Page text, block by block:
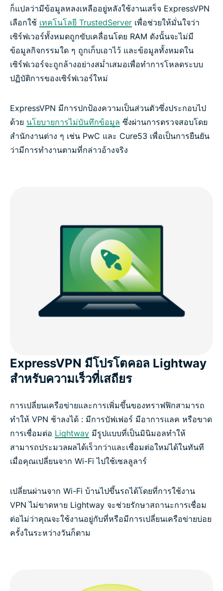
ก็แปลว่ามีข้อมูลหลงเหลืออยู่หลังใช้งานเสร็จ ExpressVPN
เลือกใช้ เทคโนโลยี TrustedServer เพื่อช่วยให้มั่นใจว่า
เซิร์ฟเวอร์ทั้งหมดถูกขับเคลื่อนโดย RAM ดังนั้นจะไม่มี
ข้อมูลกิจกรรมใด ๆ ถูกเก็บเอาไว้ และข้อมูลทั้งหมดใน
เซิร์ฟเวอร์จะถูกล้างอย่างสม่ำเสมอเพื่อทำการโหลดระบบ
ปฏิบัติการของเซิร์ฟเวอร์ใหม่
ExpressVPN มีการปกป้องความเป็นส่วนตัวซึ่งประกอบไป
ด้วย นโยบายการไม่บันทึกข้อมูล ซึ่งผ่านการตรวจสอบโดย
สำนักงานต่าง ๆ เช่น PwC และ Cure53 เพื่อเป็นการยืนยัน
ว่ามีการทำงานตามที่กล่าวอ้างจริง
ExpressVPN มีโปรโตคอล Lightway
สำหรับความเร็วที่เสถียร
การเปลี่ยนเครือข่ายและการเพิ่มขึ้นของทราฟฟิกสามารถ
ทำให้ VPN ช้าลงได้ : มีการบัฟเฟอร์ มีอาการแลค หรือขาด
การเชื่อมต่อ Lightway มีรูปแบบที่เป็นมินิมอลทำให้
สามารถประมวลผลได้เร็วกว่าและเชื่อมต่อใหม่ได้ในทันที
เมื่อคุณเปลี่ยนจาก Wi-Fi ไปใช้เซลลูลาร์
เปลี่ยนผ่านจาก Wi-Fi บ้านไปขึ้นรถได้โดยที่การใช้งาน
VPN ไม่ขาดหาย Lightway จะช่วยรักษาสถานะการเชื่อม
ต่อไม่ว่าคุณจะใช้งานอยู่กับที่หรือมีการเปลี่ยนเครือข่ายบ่อย
ครั้งในระหว่างวันก็ตาม